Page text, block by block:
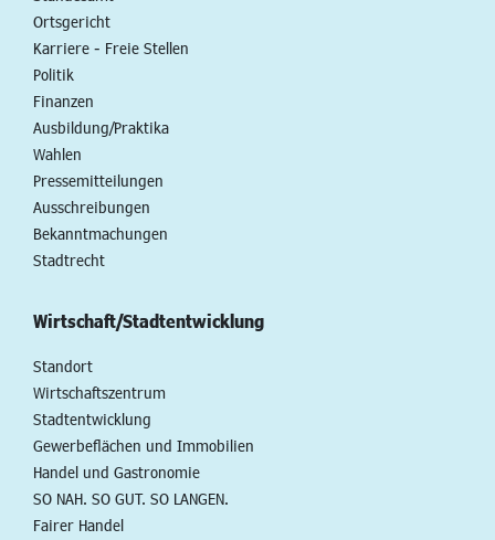
Ortsgericht
Karriere - Freie Stellen
Politik
Finanzen
Ausbildung/Praktika
Wahlen
Pressemitteilungen
Ausschreibungen
Bekanntmachungen
Stadtrecht
Wirtschaft/Stadtentwicklung
Standort
Wirtschaftszentrum
Stadtentwicklung
Gewerbeflächen und Immobilien
Handel und Gastronomie
SO NAH. SO GUT. SO LANGEN.
Fairer Handel